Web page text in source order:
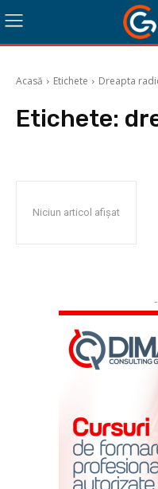
Acasă Etichete Dreapta
Etichete:
Niciun articol afișat